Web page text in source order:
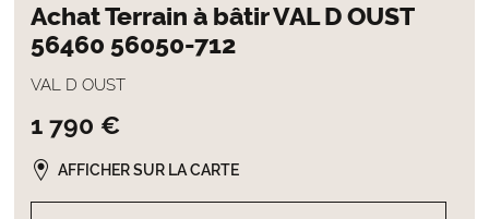
Achat Terrain à bâtir VAL D OUST
56460 56050-712
VAL D OUST
1 790 €
AFFICHER SUR LA CARTE